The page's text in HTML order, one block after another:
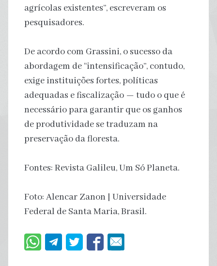
agrícolas existentes”, escreveram os
pesquisadores.
De acordo com Grassini, o sucesso da
abordagem de “intensificação”, contudo,
exige instituições fortes, políticas
adequadas e fiscalização — tudo o que é
necessário para garantir que os ganhos
de produtividade se traduzam na
preservação da floresta.
Fontes: Revista Galileu, Um Só Planeta.
Foto: Alencar Zanon | Universidade
Federal de Santa Maria, Brasil.